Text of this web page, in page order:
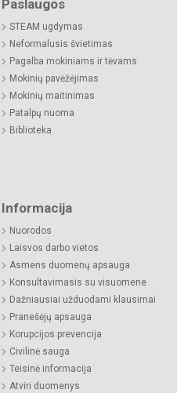
Paslaugos
STEAM ugdymas
Neformalusis švietimas
Pagalba mokiniams ir tėvams
Mokinių pavėžėjimas
Mokinių maitinimas
Patalpų nuoma
Biblioteka
Informacija
Nuorodos
Laisvos darbo vietos
Asmens duomenų apsauga
Konsultavimasis su visuomene
Dažniausiai užduodami klausimai
Pranešėjų apsauga
Korupcijos prevencija
Civilinė sauga
Teisinė informacija
Atviri duomenys